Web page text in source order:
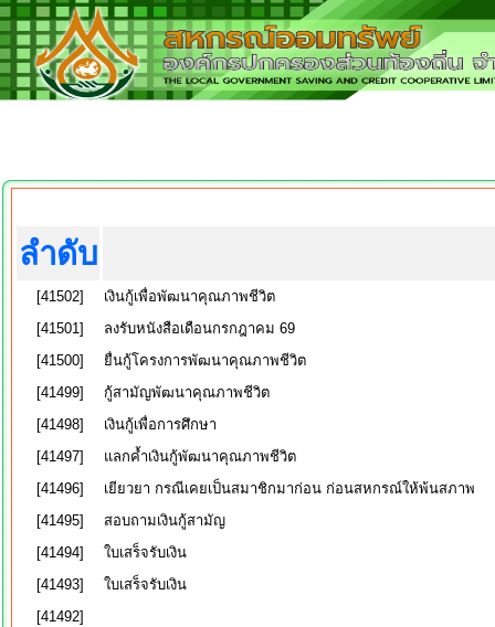
ลำดับ
[41502]
เงินกู้เพื่อพัฒนาคุณภาพชีวิต
[41501]
ลงรับหนังสือเดือนกรกฎาคม 69
[41500]
ยื่นกู้โครงการพัฒนาคุณภาพชีวิต
[41499]
กู้สามัญพัฒนาคุณภาพชีวิต
[41498]
เงินกู้เพื่อการศึกษา
[41497]
แลกค้ำเงินกู้พัฒนาคุณภาพชีวิต
[41496]
เยียวยา กรณีเคยเป็นสมาชิกมาก่อน ก่อนสหกรณ์ให้พ้นสภาพ
[41495]
สอบถามเงินกู้สามัญ
[41494]
ใบเสร็จรับเงิน
[41493]
ใบเสร็จรับเงิน
[41492]